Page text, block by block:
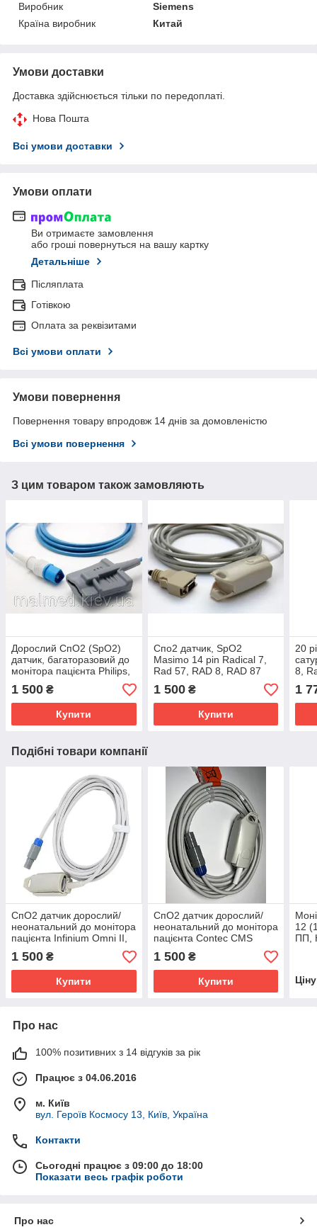
Виробник
Siemens
Країна виробник
Китай
Умови доставки
Доставка здійснюється тільки по передоплаті.
Нова Пошта
Всі умови доставки
Умови оплати
Ви отримаєте замовлення
або гроші повернуться на вашу картку
Детальніше
Післяплата
Готівкою
Оплата за реквізитами
Всі умови оплати
Умови повернення
Повернення товару впродовж 14 днів за домовленістю
Всі умови повернення
З цим товаром також замовляють
Дорослий СпО2 (SpO2)
датчик, багаторазовий до
монітора пацієнта Philips,
MP20-MP90, VM4-VM8,
SureSigns, HeartStart
1 500 ₴
Купити
Спо2 датчик, SpO2
Masimo 14 pin Radical 7,
Rad 57, RAD 8, RAD 87
1 500₴
Купити
20
8,
1
Подібні товари компанії
СпО2 датчик дорослий/
неонатальний до монітора
пацієнта Infinium Omni II,
Infinium Infitron
1 500 ₴
Купити
СпО2 датчик дорослий/
неонатальний до монітора
пацієнта Contec CMS
6000/6800/7000/8000/9000
1 500₴
Купити
12
ПП,
Про нас
100% позитивних з 14 відгуків за рік
Працює з 04.06.2016
м. Київ
вул. Героїв Космосу 13, Київ, Україна
Контакти
Сьогодні працює з 09:00 до 18:00
Показати весь графік роботи
Про нас